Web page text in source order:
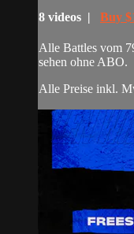
8 videos | Buy
Alle Battles vom
sehen ohne ABO.
Alle Preise inkl.